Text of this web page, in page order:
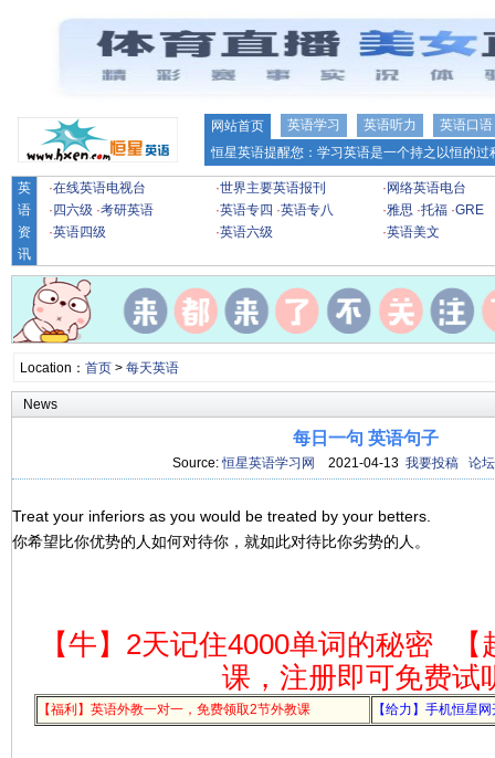
网站首页 英语学习 英语听力
英语口语
恒星英语提醒您：学习英语是一个持之以恒的
英
语
资
讯
·在线英语电视台 ·世界主要英语报刊 · 网络英语电台
· 四六级 ·考研英语 ·英语专四 ·英语专八 ·雅思 ·托福 ·GRE
·英语四级 ·英语六级 ·英语美文
Location： 首页> 每天英语
News
每日一句 英语句子
Source:恒星英语学习网 2021-04-13 我要投稿 论坛
Treat your inferiors as you would be treated by your betters.
你希望比你优势的人如何对待你，就如此对待比你劣势的人。
【牛】2天记住4000单词的秘密
课，注册即可免费试
【福利】英语外教一对一，免费领取2节外教课 【给力】手机恒星